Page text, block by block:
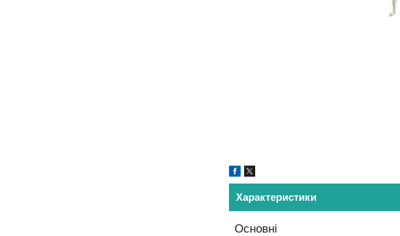
Характеристики
Основні